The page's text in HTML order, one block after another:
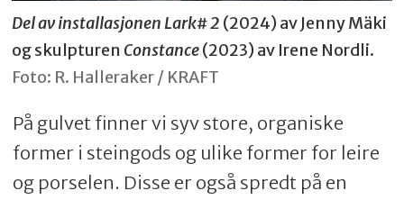
Del av installasjonen Lark# 2 (2024) av Jenny Mäki
og skulpturenConstance(2023) av Irene Nordli.
Foto: R. Halleraker / KRAFT
På gulvet finner vi syv store, organiske
former i steingods og ulike former for leire
og porselen. Disse er også spredt på en